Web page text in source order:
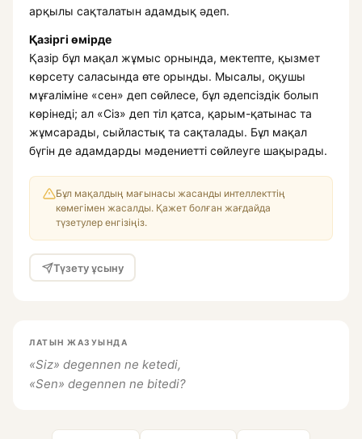
арқылы сақталатын адамдық әдеп.
Қазіргі өмірде
Қазір бұл мақал жұмыс орнында, мектепте, қызмет
көрсету саласында өте орынды. Мысалы, оқушы
мұғаліміне «сен» деп сөйлесе, бұл әдепсіздік болып
көрінеді; ал «Сіз» деп тіл қатса, қарым-қатынас та
жұмсарады, сыйластық та сақталады. Бұл мақал
бүгін де адамдарды мәдениетті сөйлеуге шақырады.
Бұл мақалдың мағынасы жасанды интеллекттің
көмегімен жасалды. Қажет болған жағдайда
түзетулер енгізіңіз.
Түзету ұсыну
ЛАТЫН ЖАЗУЫНДА
«Siz» degennen ne ketedi,
«Sen» degennen ne bitedi?